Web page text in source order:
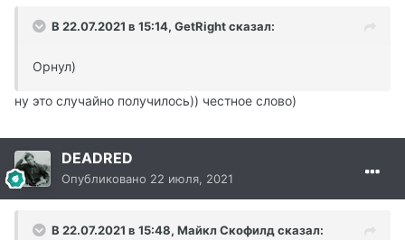
В 22.07.2021 в 15:14, GetRight сказал:
Орнул)
ну это случайно получилось)) честное слово)
DEADRED
Опубликовано 22 июля, 2021
В 22.07.2021 в 15:48, Майкл Скофилд сказал: